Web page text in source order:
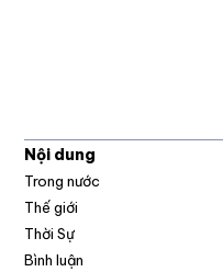
Nội dung
Trong nước
Thế giới
Thời Sự
Bình luận